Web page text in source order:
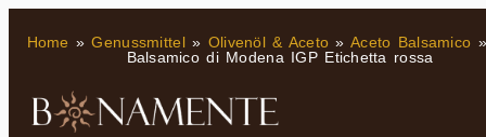
Home »Genussmittel» Olivenöl & Aceto »Aceto Balsamico
Balsamico di Modena IGP Etichetta rossa